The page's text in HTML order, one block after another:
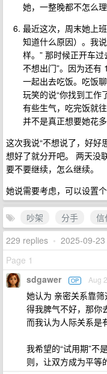
她，一整晚都不怎么
最近这次，周末她上
知道什么原因）。我
样。” 那时候正开车
不想出门”。因为还有
一起出去吃饭。吃饭
玩笑的说“你找到工作
有些生气，吃完饭就
并不是真正想要她花
这次我说“不想说了，好好
想好了就分开吧。 两天没
要不要继续，怎么继续。
她说需要考虑，可以设置
吵架 分手
信
229 replies • 2025-09-
Page 1
sdgawer OP Aug
她认为 亲密关系靠
得我脾气不好，那你
而我认为人际关系是
我希望的“试用期”不
则，让双方成为平等